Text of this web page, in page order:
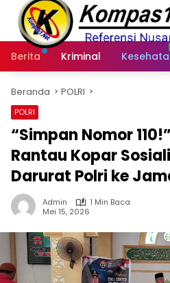
Langsung
konten
Berita
Kriminal
Beranda POLRI
POLRI
“Simpan Nomor
Rantau Kopar
Darurat Polri ke
Admin
1 Min Baca
Mei 15, 2026